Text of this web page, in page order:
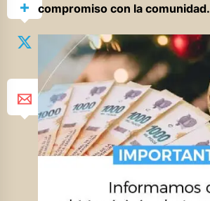
compromiso con la comunidad.